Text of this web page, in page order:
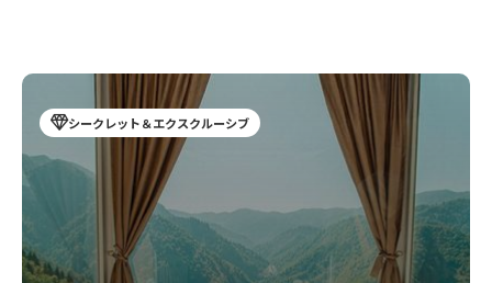
シークレット＆エクスクルーシブ